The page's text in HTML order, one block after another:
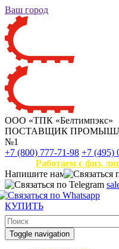
Ваш город
ООО «ТПК «Белтимпэкс»
ПОСТАВЩИК
№1
+7 (800) 777-71-98 +7 (495)
Работаем с физ.
Напишите нам
КУПИТЬ
Toggle navigation